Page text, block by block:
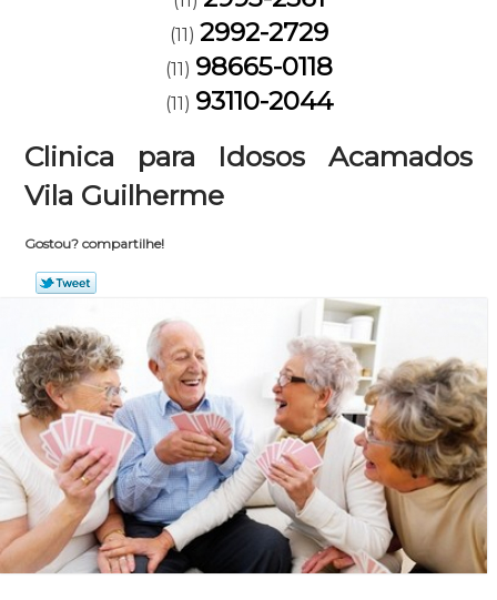
(11) 2992-2729
(11) 98665-0118
(11) 93110-2044
Clinica para Idosos Acamados
Vila Guilherme
Gostou? compartilhe!